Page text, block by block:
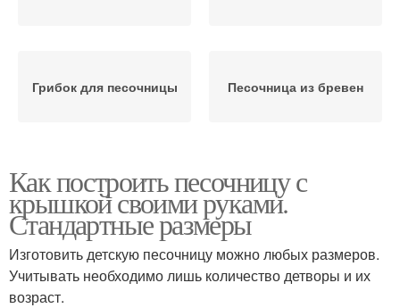
Грибок для песочницы Песочница из бревен
Как построить песочницу с
крышкой своими руками.
Стандартные размеры
Изготовить детскую песочницу можно любых размеров.
Учитывать необходимо лишь количество детворы и их
возраст.